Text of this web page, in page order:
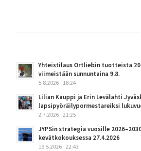
Yhteistilaus Ortliebin tuotteista
viimeistään sunnuntaina 9.8.
5.8.2026 - 18:24
Lilian Kauppi ja Erin Levälahti
lapsipyöräilypormestareiksi
2.7.2026 - 21:25
JYPSin strategia vuosille
kevätkokouksessa 27.4.2026
19.5.2026 - 22:43